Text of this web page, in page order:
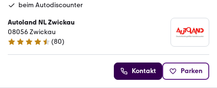
beim Autodiscounter
Autoland NL Zwickau
08056 Zwickau
4.6 Sterne
(80)
Kontakt Parken